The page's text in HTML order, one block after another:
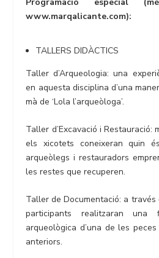
Programació especial
www.marqalicante.com):
TALLERS DIDÀCTICS
Taller d’Arqueologia: una
en aquesta disciplina d’una
mà de ‘Lola l’arqueòloga’.
Taller d’Excavació i
els xicotets coneixeran quin
arqueòlegs i restauradors
les restes que recuperen.
Taller de Documentació: a través
participants realitzaran una
arqueològica d’una de les
anteriors.